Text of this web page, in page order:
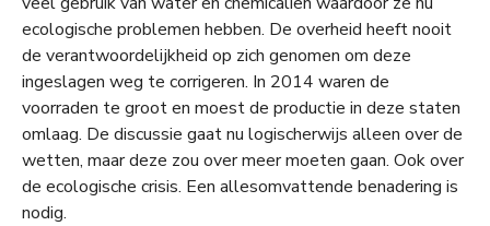
ecologische problemen hebben. De overheid heeft nooit
de verantwoordelijkheid op zich genomen om deze
ingeslagen weg te corrigeren. In 2014 waren de
voorraden te groot en moest de productie in deze staten
omlaag. De discussie gaat nu logischerwijs alleen over de
wetten, maar deze zou over meer moeten gaan. Ook over
de ecologische crisis. Een allesomvattende benadering is
nodig.